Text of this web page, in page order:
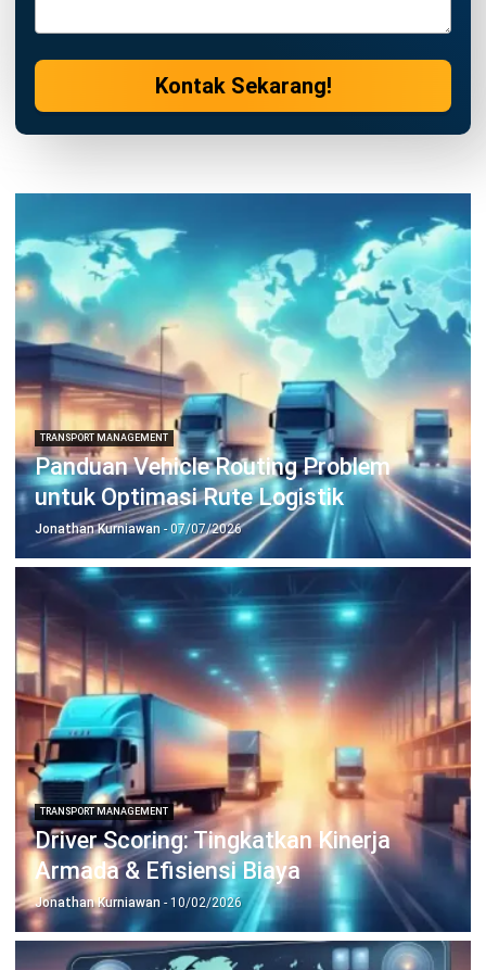
TENTANG KAMI
HashMicroPenyedia solusi ERP dengan rangkaian software
terlengkap untuk berbagai jenis industri, yang dapat
disesuaikan dengan kebutuhan setiap bisnis.
PRODUK
ERP
Inventory
HUBUNGI KAMI
Jalan Balikpapan Raya No. 9 A - C, Daerah Khusus Ibukota
Jakarta 10160
021 5099 6750
+62-812-2284-6776
hello@hashmicro.co.id
partnership@hashmicro.com
Wawasan Bisnis
Pelajari Lebih Lanjut Tentang Software untuk
Temukan Software Terbaik untuk Bisnis